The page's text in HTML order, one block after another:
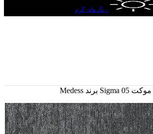
رنگ های گرم
موکت Sigma 05 برند Medess